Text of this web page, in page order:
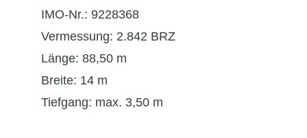
IMO-Nr.: 9228368
Vermessung: 2.842 BRZ
Länge: 88,50 m
Breite: 14 m
Tiefgang: max. 3,50 m